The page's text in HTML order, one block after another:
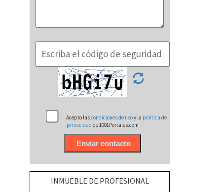
Acepto lascondiciones de usoy la politica de
privacidadde 1001Portales.com
INMUEBLE DE PROFESIONAL